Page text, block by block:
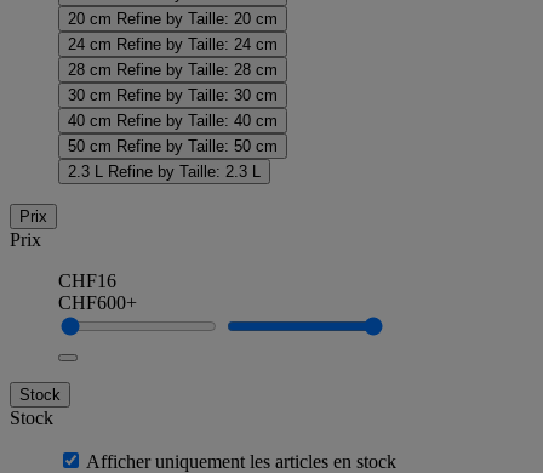
20 cm Refine by Taille: 20 cm
24 cm Refine by Taille: 24 cm
28 cm Refine by Taille: 28 cm
30 cm Refine by Taille: 30 cm
40 cm Refine by Taille: 40 cm
50 cm Refine by Taille: 50 cm
2.3 L
Refine by Taille: 2.3 L
Prix
Prix
CHF16
CHF600+
Stock
Stock
Afficher uniquement les articles en stock